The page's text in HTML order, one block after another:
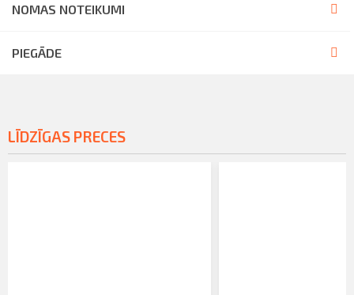
NOMAS NOTEIKUMI
PIEGĀDE
LĪDZĪGAS PRECES